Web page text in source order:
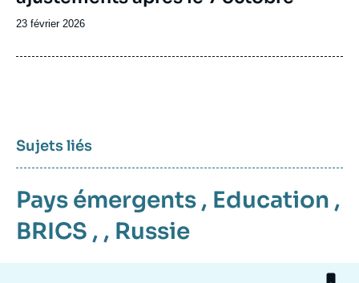
Date
publication
23 février 2026
Sujets liés
Pays émergents , Education ,
BRICS , , Russie